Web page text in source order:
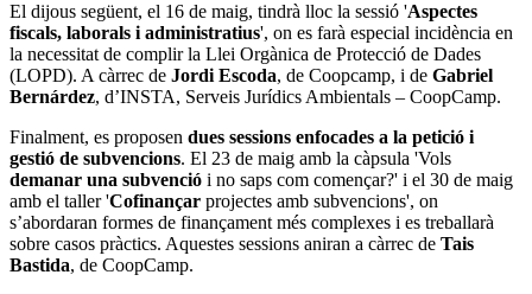
El dijous següent, el 16 de maig, tindrà lloc la sessió 'Aspectes
fiscals, laborals i administratius', on es farà especial incidència en
la necessitat de complir la Llei Orgànica de Protecció de Dades
(LOPD). A càrrec de Jordi Escoda, de Coopcamp, i de Gabriel
Bernárdez, d’INSTA, Serveis Jurídics Ambientals – CoopCamp.
Finalment, es proposen dues sessions enfocades a la petició i
gestió de subvencions. El 23 de maig amb la càpsula 'Vols
demanar una subvenció i no saps com començar?' i el 30 de maig
amb el taller 'Cofinançar projectes amb subvencions', on
s’abordaran formes de finançament més complexes i es treballarà
sobre casos pràctics. Aquestes sessions aniran a càrrec de Tais
Bastida, de CoopCamp.